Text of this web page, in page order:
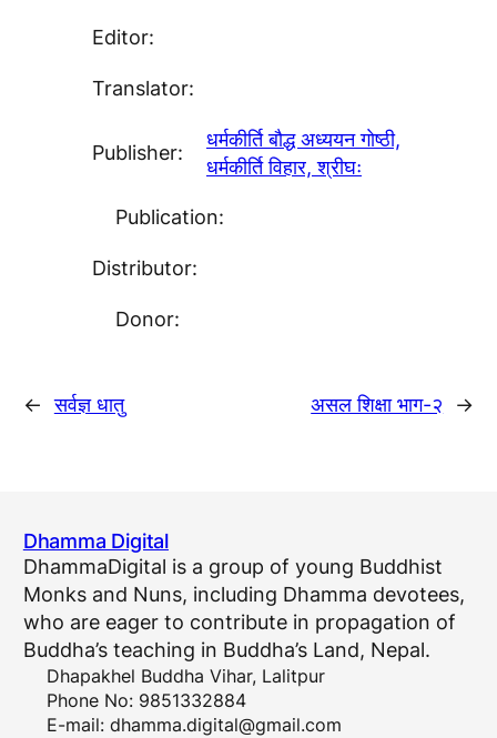
Editor:
Translator:
Publisher:
धर्मकीर्ति बाैद्ध अध्ययन गाेष्ठी,
धर्मकीर्ति विहार, श्रीघः
Publication:
Distributor:
Donor:
← सर्वज्ञ धातु असल शिक्षा भाग-२ →
Dhamma Digital
DhammaDigital is a group of young Buddhist
Monks and Nuns, including Dhamma devotees,
who are eager to contribute in propagation of
Buddha’s teaching in Buddha’s Land, Nepal.
Dhapakhel Buddha Vihar, Lalitpur
Phone No: 9851332884
E-mail: dhamma.digital@gmail.com